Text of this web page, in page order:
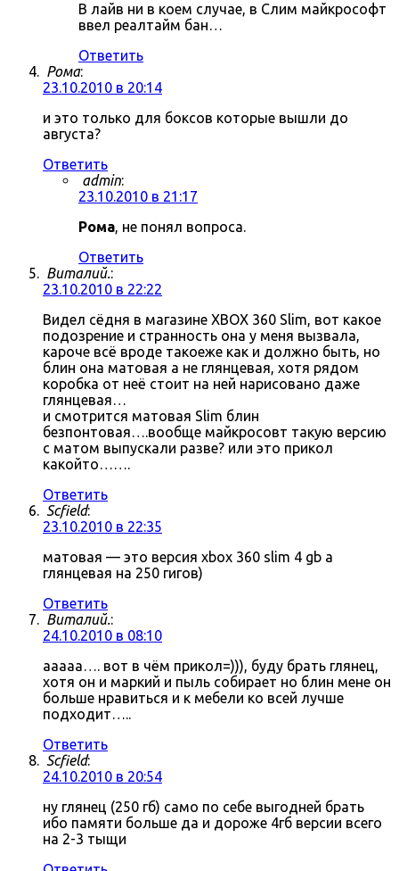
В лайв ни в коем случае, в Слим майкрософт
ввел реалтайм бан…
Ответить
Рома:
23.10.2010 в 20:14
и это только для боксов которые вышли до
августа?
Ответить
admin:
23.10.2010 в 21:17
Рома, не понял вопроса.
Ответить
Виталий.:
23.10.2010 в 22:22
Видел сёдня в магазине XBOX 360 Slim, вот какое
подозрение и странность она у меня вызвала,
кароче всё вроде такоеже как и должно быть, но
блин она матовая а не глянцевая, хотя рядом
коробка от неё стоит на ней нарисовано даже
глянцевая…
и смотрится матовая Slim блин
безпонтовая….вообще майкросовт такую версию
с матом выпускали разве? или это прикол
какойто…….
Ответить
Scfield:
23.10.2010 в 22:35
матовая — это версия xbox 360 slim 4 gb а
глянцевая на 250 гигов)
Ответить
Виталий.:
24.10.2010 в 08:10
ааааа…. вот в чём прикол=))), буду брать глянец,
хотя он и маркий и пыль собирает но блин мене он
больше нравиться и к мебели ко всей лучше
подходит…..
Ответить
Scfield:
24.10.2010 в 20:54
ну глянец (250 гб) само по себе выгодней брать
ибо памяти больше да и дороже 4гб версии всего
на 2-3 тыщи